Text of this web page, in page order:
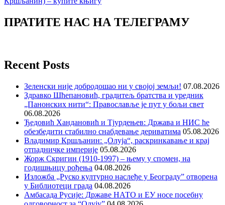
ПРАТИТЕ НАС НА ТЕЛЕГРАМУ
Recent Posts
Зеленски није добродошао ни у својој земљи! 07.08.2026
Здравко Шћепановић, градитељ братства и уредник
„Панонских нити“: Православље је пут у бољи свет
06.08.2026
Ђедовић Хандановић и Тјурдењев: Држава и НИС ће
обезбедити стабилно снабдевање дериватима 05.08.2026
Владимир Кршљанин: „Олуја“, раскринкавање и крај
отпадничке империје 05.08.2026
Жорж Скригин (1910-1997) – њему у спомен, на
годишњицу рођења 04.08.2026
Изложба „Руско културно наслеђе у Београду” отворена
у Библиотеци града 04.08.2026
Амбасада Русије: Државе НАТО и ЕУ носе посебну